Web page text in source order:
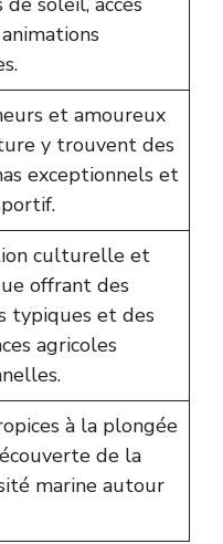
et amoureux
y trouvent des
exceptionnels et
culturelle et
offrant des
typiques et des
agricoles
à la plongée
de la
marine autour